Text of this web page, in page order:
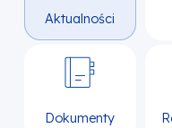
Aktualności
Dokumenty